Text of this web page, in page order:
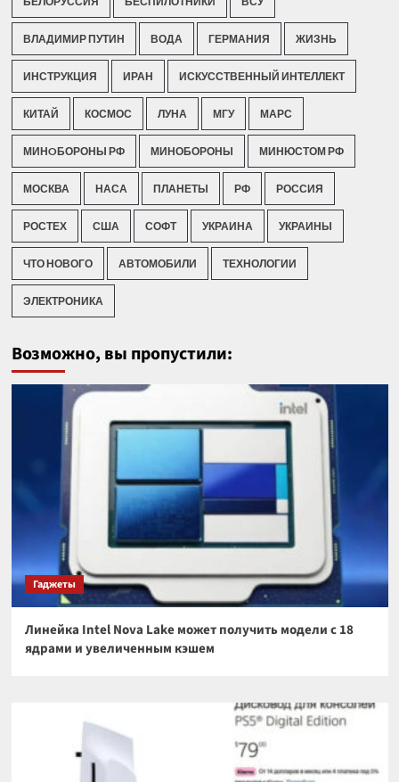
ВЛАДИМИР ПУТИН ВОДА ГЕРМАНИЯ ЖИЗНЬ
ИНСТРУКЦИЯ ИРАН ИСКУССТВЕННЫЙ ИНТЕЛЛЕКТ
КИТАЙ КОСМОС ЛУНА МГУ МАРС
МИНOБОРОНЫ РФ МИНОБОРОНЫ МИНЮСТОМ РФ
МОСКВА НАСА ПЛАНЕТЫ РФ РОССИЯ
РОСТЕХ США СОФТ УКРАИНА УКРАИНЫ
ЧТО НОВОГО АВТОМОБИЛИ ТЕХНОЛОГИИ
ЭЛЕКТРОНИКА
Возможно, вы пропустили:
Гаджеты
Линейка Intel Nova Lake может получить модели с 18
ядрами и увеличенным кэшем